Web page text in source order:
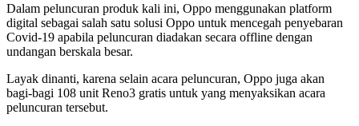
Dalam peluncuran produk kali ini, Oppo menggunakan platform
digital sebagai salah satu solusi Oppo untuk mencegah penyebaran
Covid-19 apabila peluncuran diadakan secara offline dengan
undangan berskala besar.
Layak dinanti, karena selain acara peluncuran, Oppo juga akan
bagi-bagi 108 unit Reno3 gratis untuk yang menyaksikan acara
peluncuran tersebut.